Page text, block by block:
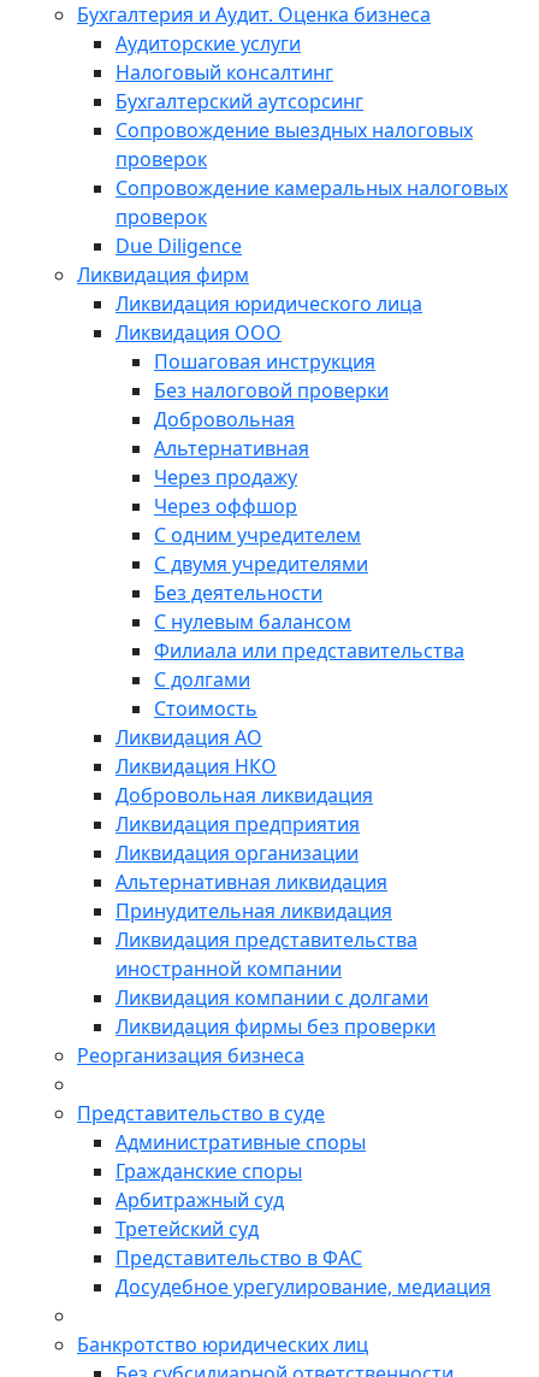
Бухгалтерия и Аудит. Оценка бизнеса
Аудиторские услуги
Налоговый консалтинг
Бухгалтерский аутсорсинг
Сопровождение выездных налоговых
проверок
Сопровождение камеральных налоговых
проверок
Due Diligence
Ликвидация фирм
Ликвидация юридического лица
Ликвидация ООО
Пошаговая инструкция
Без налоговой проверки
Добровольная
Альтернативная
Через продажу
Через оффшор
С одним учредителем
С двумя учредителями
Без деятельности
С нулевым балансом
Филиала или представительства
С долгами
Стоимость
Ликвидация АО
Ликвидация НКО
Добровольная ликвидация
Ликвидация предприятия
Ликвидация организации
Альтернативная ликвидация
Принудительная ликвидация
Ликвидация представительства
иностранной компании
Ликвидация компании с долгами
Ликвидация фирмы без проверки
Реорганизация бизнеса
Представительство в суде
Административные споры
Гражданские споры
Арбитражный суд
Третейский суд
Представительство в ФАС
Досудебное урегулирование, медиация
Банкротство юридических лиц